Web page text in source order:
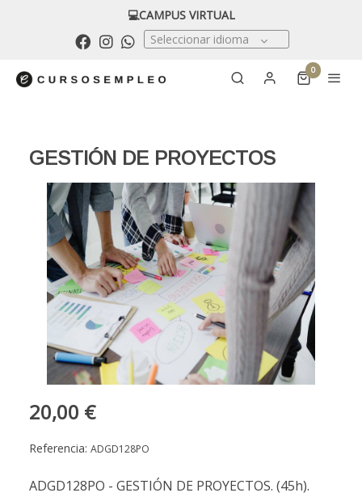
💻CAMPUS VIRTUAL
Seleccionar idioma
0
GESTIÓN DE PROYECTOS
20,00 €
Referencia: ADGD128PO
ADGD128PO - GESTIÓN DE PROYECTOS. (45h).